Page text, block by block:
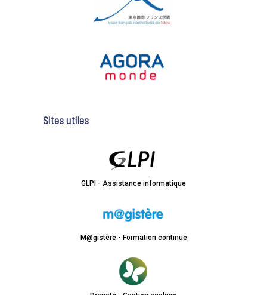
Sites utiles
GLPI - Assistance informatique
M@gistère - Formation continue